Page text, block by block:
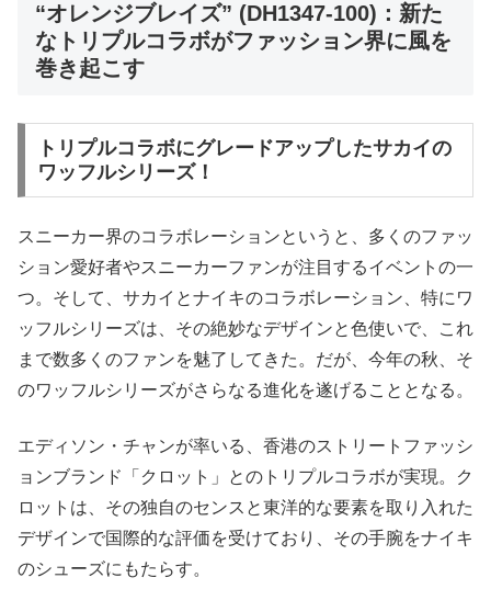
“オレンジブレイズ” (DH1347-100)：新た
なトリプルコラボがファッション界に風を
巻き起こす
トリプルコラボにグレードアップしたサカイの
ワッフルシリーズ！
スニーカー界のコラボレーションというと、多くのファッ
ション愛好者やスニーカーファンが注目するイベントの一
つ。そして、サカイとナイキのコラボレーション、特にワ
ッフルシリーズは、その絶妙なデザインと色使いで、これ
まで数多くのファンを魅了してきた。だが、今年の秋、そ
のワッフルシリーズがさらなる進化を遂げることとなる。
エディソン・チャンが率いる、香港のストリートファッシ
ョンブランド「クロット」とのトリプルコラボが実現。ク
ロットは、その独自のセンスと東洋的な要素を取り入れた
デザインで国際的な評価を受けており、その手腕をナイキ
のシューズにもたらす。